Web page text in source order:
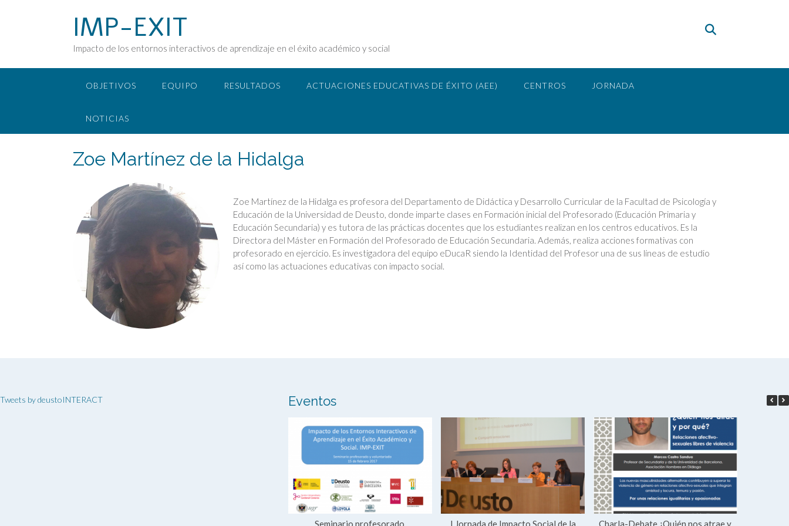
IMP-EXIT
Impacto de los entornos interactivos de aprendizaje en el éxito académico y social
OBJETIVOS EQUIPO RESULTADOS ACTUACIONES EDUCATIVAS DE ÉXITO (AEE) CENTROS JORNADA
NOTICIAS
Zoe Martínez de la Hidalga
Zoe Martínez de la Hidalga es profesora del Departamento de Didáctica y Desarrollo Curricular de la Facultad de Psicología y
Educación de la Universidad de Deusto, donde imparte clases en Formación inicial del Profesorado (Educación Primaria y
Educación Secundaria) y es tutora de las prácticas docentes que los estudiantes realizan en los centros educativos. Es la
Directora del Máster en Formación del Profesorado de Educación Secundaria. Además, realiza acciones formativas con
profesorado en ejercicio. Es investigadora del equipo eDucaR siendo la Identidad del Profesor una de sus líneas de estudio
así como las actuaciones educativas con impacto social.
Tweets by deustoINTERACT Eventos
Seminario profesorado, I Jornada de Impacto Social de la Charla-Debate ¿Quién nos atrae y